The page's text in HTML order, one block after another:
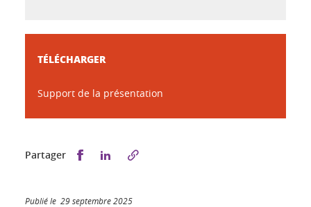
TÉLÉCHARGER
Support de la présentation
Partager Partager sur Facebook
Partager sur LinkedIn
Publié le 29 septembre 2025